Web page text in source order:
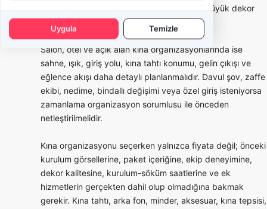
Uygula Temizle
Mekan kısıtları doğru paylaşılırsa gereksiz büyük dekor
veya eksik ekipman riski azalır.
Salon, otel ve açık alan kına organizasyonlarında ise
sahne, ışık, giriş yolu, kına tahtı konumu, gelin çıkışı ve
eğlence akışı daha detaylı planlanmalıdır. Davul şov, zaffe
ekibi, nedime, bindallı değişimi veya özel giriş isteniyorsa
zamanlama organizasyon sorumlusu ile önceden
netleştirilmelidir.
Kına organizasyonu seçerken yalnızca fiyata değil; önceki
kurulum görsellerine, paket içeriğine, ekip deneyimine,
dekor kalitesine, kurulum-söküm saatlerine ve ek
hizmetlerin gerçekten dahil olup olmadığına bakmak
gerekir. Kına tahtı, arka fon, minder, aksesuar, kına tepsisi,